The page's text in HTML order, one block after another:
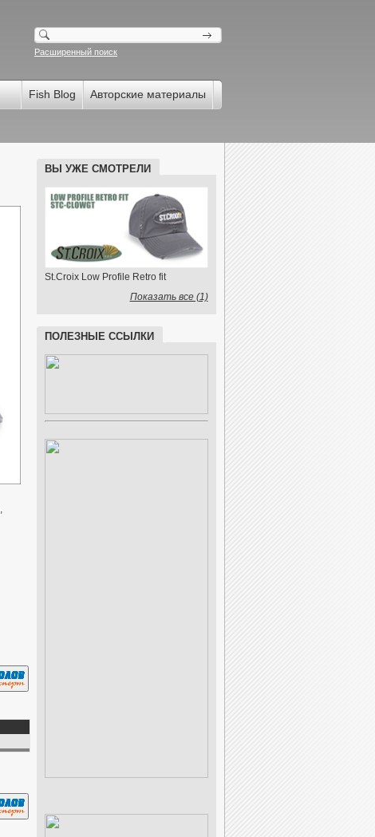
Расширенный поиск
Fish Blog Авторские материалы
ВЫ УЖЕ СМОТРЕЛИ
St.Croix Low Profile Retro fit
Показать все (1)
ПОЛЕЗНЫЕ ССЫЛКИ